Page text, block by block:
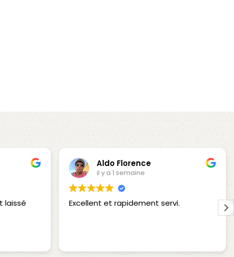
laissé
Aldo Florence
il y a 1 semaine
Excellent et rapidement servi.